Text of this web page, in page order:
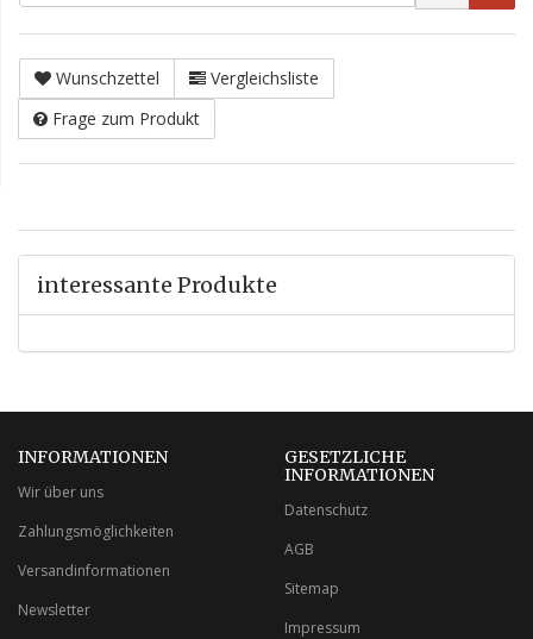
Wunschzettel
Vergleichsliste
Frage zum Produkt
interessante Produkte
INFORMATIONEN
Wir über uns
Zahlungsmöglichkeiten
Versandinformationen
Newsletter
GESETZLICHE
INFORMATIONEN
Datenschutz
AGB
Sitemap
Impressum